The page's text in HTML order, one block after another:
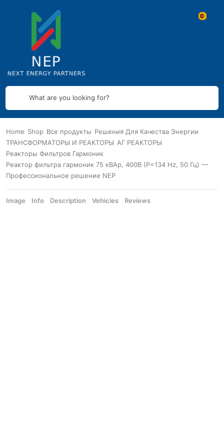
What are you looking for?
Home Shop Все продукты Решения Для Качества Энергии
ТРАНСФОРМАТОРЫ И РЕАКТОРЫ АГ РЕАКТОРЫ
Реакторы Фильтров Гармоник
Реактор фильтра гармоник 75 кВАр, 400В (P=134 Hz, 50 Гц) —
Профессиональное решение NEP
Image Info Description Vehicles Reviews